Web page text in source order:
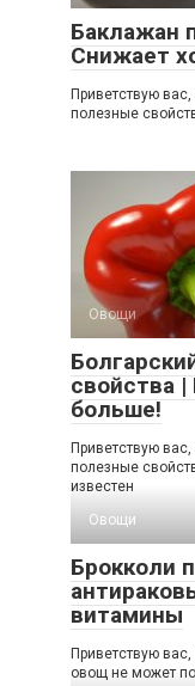
Баклажан
Снижает
Приветствую
полезные
Овощи
свойства
больше!
Приветствую
полезные
известен
Овощи
Брокколи
витамины
Приветствую
овощ не может